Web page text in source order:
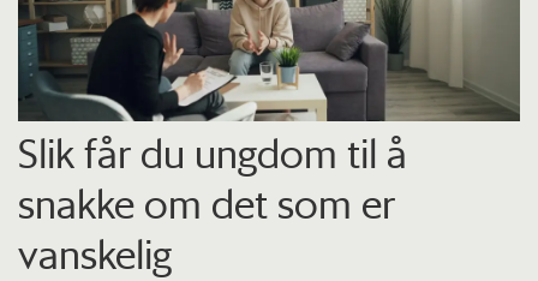
Slik får du ungdom til å
snakke om det som er
vanskelig